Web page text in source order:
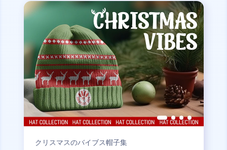
クリスマスのバイブス帽子集